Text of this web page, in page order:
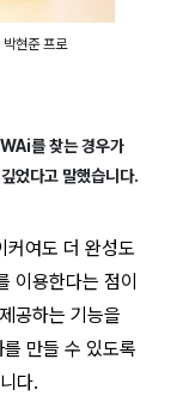
현준 프로
를 찾는 경우가
었다고 말했습니다.
커여도 더 완성도
이용한다는 점이
공하는 기능을
만들 수 있도록
다.